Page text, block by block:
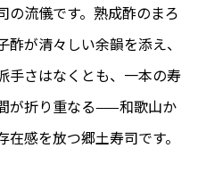
の流儀です。熟成酢のまろ
が清々しい余韻を添え、
手さはなくとも、一本の寿
が折り重なる——和歌山か
感を放つ郷土寿司です。